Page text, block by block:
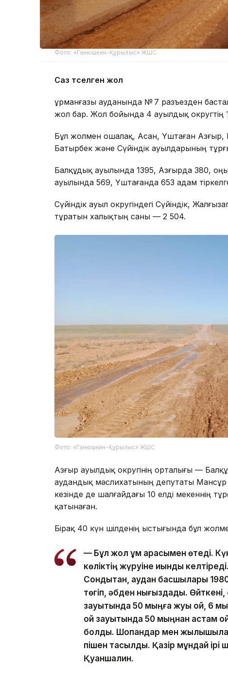
Фото: «Ганюшкин-Құрылыс» ЖШС
Саз төселген жол
Құрманғазы ауданында № 7 разъезден
жол бар. Жол бойында 4 ауылдық округтің
Бұл жолмен Қошалақ, Асан, Үштаған Азғыр,
Батырбек және Сүйіндік ауылдарының
Балқұдық ауылында 1395, Азғырда 380,
ауылында 569, Үштағанда 653 адам
Сүйіндік ауыл округіндегі Сүйіндік,
тұратын халықтың саны — 2 504.
Фото: «Ганюшкин-Құрылыс» ЖШС
Азғыр ауылдық округінің орталығы —
аудандық мәслихатының депутаты Мансұр
кезінде де шалғайдағы 10 елді мекеннің
қатынаған.
Бірақ 40 күн шілденің ыстығында бұл
— Бұл жол құм арасымен өтеді.
көліктің жүруіне қиындық
Сондықтан, аудан басшылары
төгіп, әбден нығыздады. Өйткені,
зауытында 50 мыңға жуық қой, 6
қой зауытында 50 мыңнан астам
болды. Шопандар мен
пішен тасылды. Қазір мұндай
Қуаншалин.